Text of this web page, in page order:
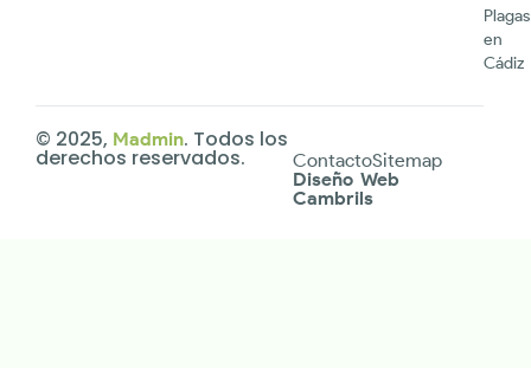
Plagas
en
Cádiz
© 2025, Madmin. Todos los
derechos reservados. ContactoSitemap
Diseño Web
Cambrils